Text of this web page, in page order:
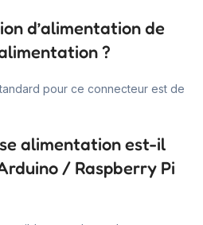
d’alimentation de
?
pour ce connecteur est de
alimentation est-il
/ Raspberry Pi